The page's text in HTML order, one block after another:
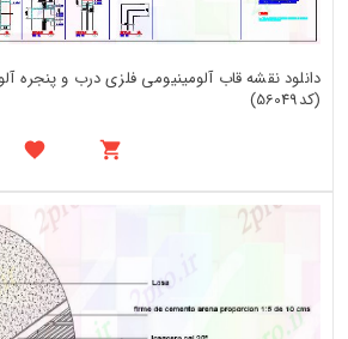
دانلود نقشه قاب آلومینیومی فلزی درب و پنجره
(کد56049)